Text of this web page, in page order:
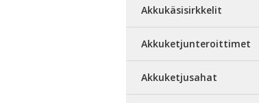
Akkukäsisirkkelit
Akkuketjunteroittimet
Akkuketjusahat